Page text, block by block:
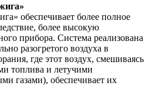
обеспечивает более полное
более высокую
прибора. Система реализована
разогретого воздуха в
где этот воздух, смешиваясь
топлива и летучими
газами), обеспечивает их